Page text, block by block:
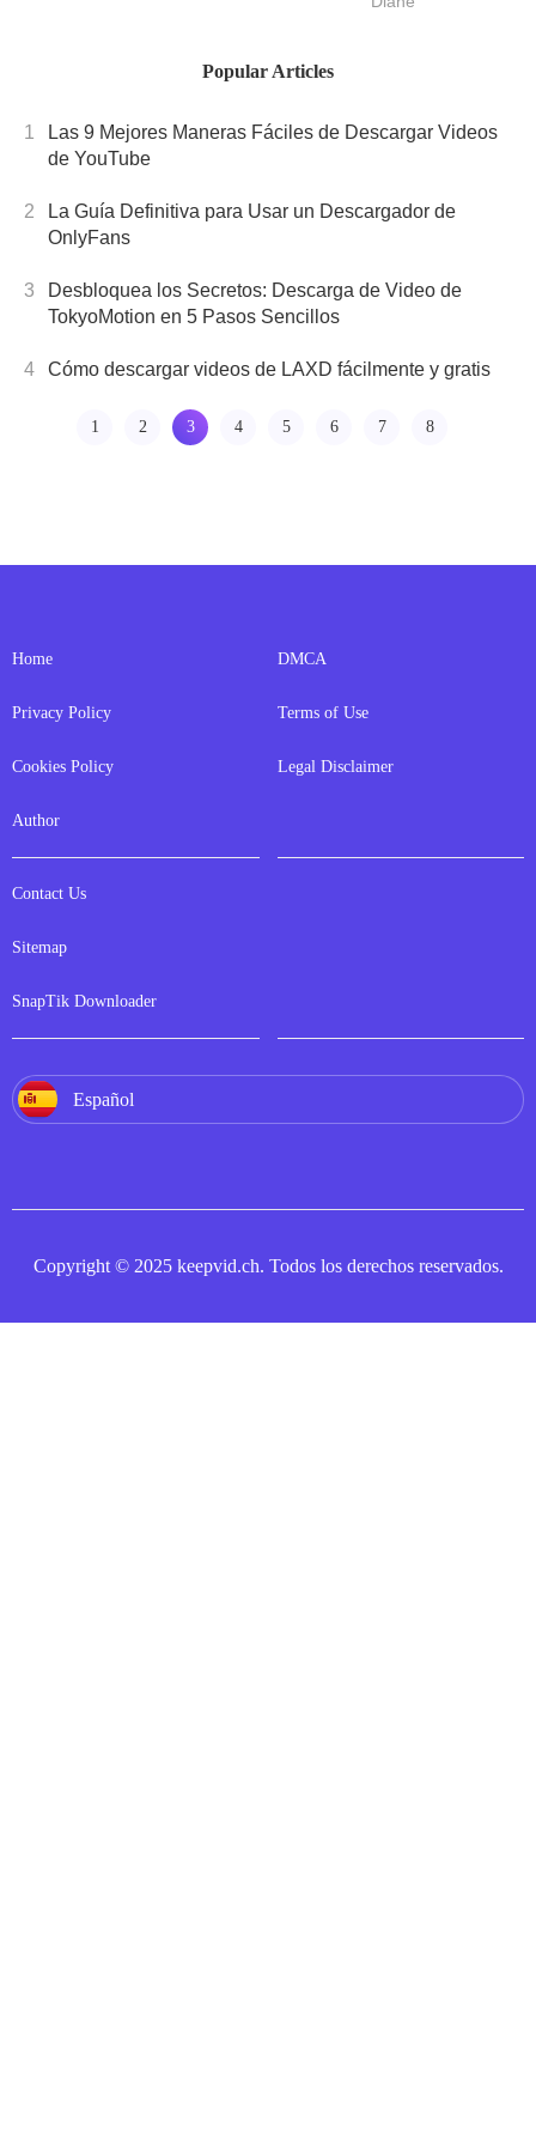
nuevo]
facilidad de uso,
Popular Articles
1
Las 9 Mejores Maneras Fáciles de Descargar Videos
de YouTube
2
La Guía Definitiva para Usar un Descargador de
OnlyFans
3
Desbloquea los Secretos: Descarga de Video de
TokyoMotion en 5 Pasos Sencillos
4 Cómo descargar videos de LAXD fácilmente y gratis
1 2 3 4 5 6 7 8
Home
Privacy Policy
Cookies Policy
Author
DMCA
Terms of Use
Legal Disclaimer
Contact Us
Sitemap
SnapTik Downloader
Español
Copyright © 2025 keepvid.ch. Todos los derechos reservados.